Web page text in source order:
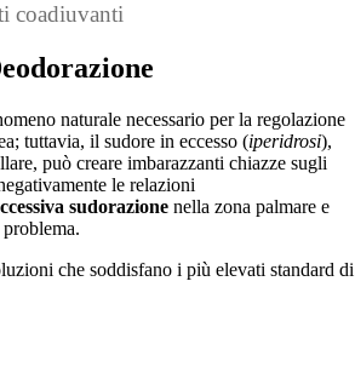
coadiuvanti
naturale necessario per la regolazione
tuttavia, il sudore in eccesso (iperidrosi),
può creare imbarazzanti chiazze sugli
le relazioni
sudorazione nella zona palmare e
che soddisfano i più elevati standard di